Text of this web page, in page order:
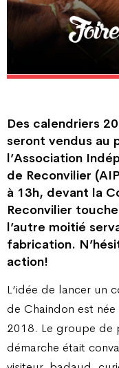
Des calendriers
seront vendus au
l’Association
de Reconvilier
à 13h, devant la
Reconvilier
l’autre moitié
fabrication.
action!
L’idée de lancer un
de Chaindon est
2018. Le groupe de
démarche était